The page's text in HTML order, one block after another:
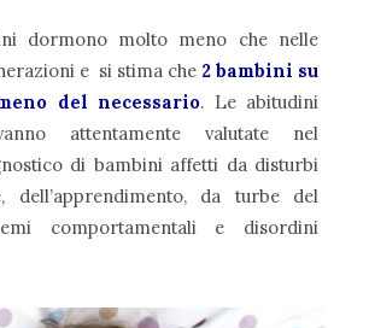
dormono molto meno che nelle
e si stima che 2 bambini su
del necessario. Le abitudini
attentamente valutate nel
di bambini affetti da disturbi
dell’apprendimento, da turbe del
comportamentali e disordini